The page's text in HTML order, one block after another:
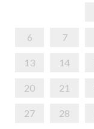
6 7
13 14
20 21
27 28